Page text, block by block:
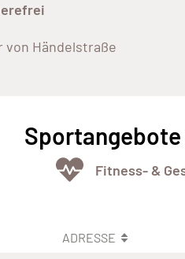
von Händelstraße
Sportangebote
Fitness- &
ADRESSE